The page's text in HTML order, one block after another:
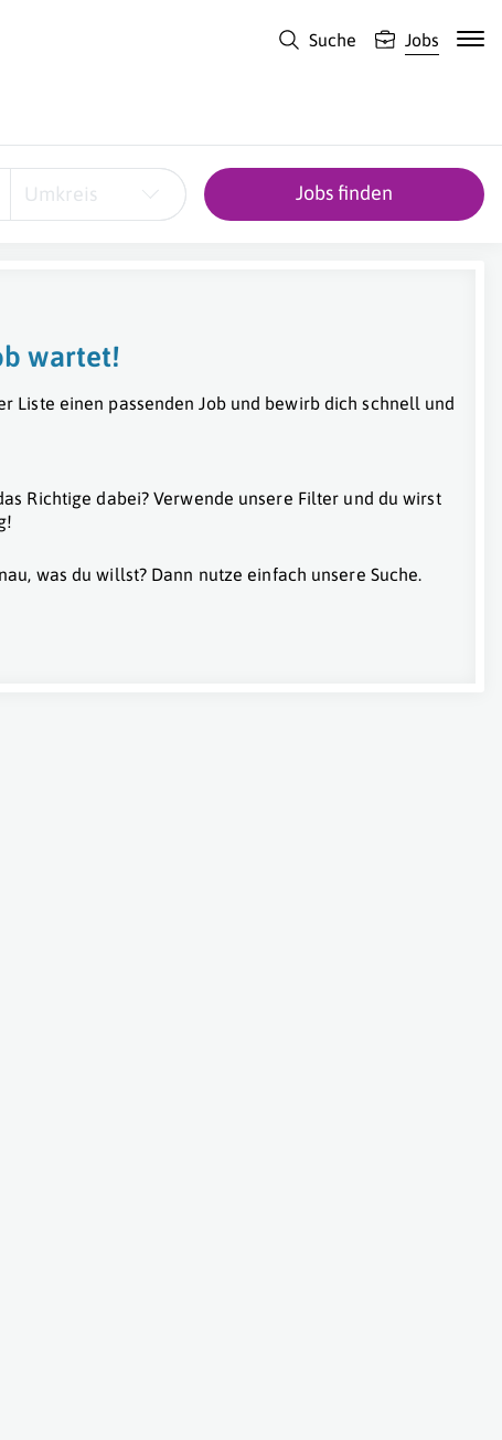
Suche Jobs
Umkreis Jobs finden
wartet!
Liste einen passenden Job und bewirb dich schnell und
Richtige dabei? Verwende unsere Filter und du wirst
was du willst? Dann nutze einfach unsere Suche.